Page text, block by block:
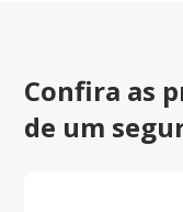
Confira as
de um